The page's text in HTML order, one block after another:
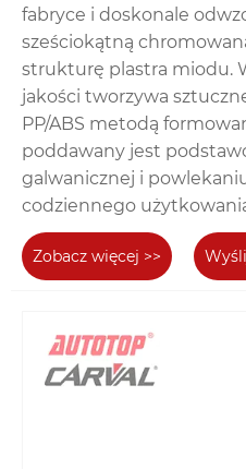
fabryce i doskonale
sześciokątną
strukturę plastra miodu.
jakości tworzywa
PP/ABS metodą
poddawany jest
galwanicznej i
codziennego
Zobacz więcej >>